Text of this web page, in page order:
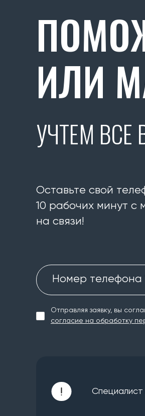
ИЛИ
УЧТЕМ
Оставьте свой
10 рабочих минут с
на связи!
Номер телефона
Отправляя заявку, вы
согласие на обработку
Специалист